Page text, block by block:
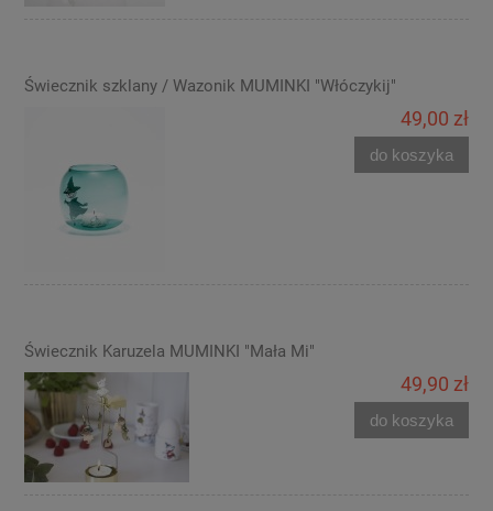
Świecznik szklany / Wazonik MUMINKI "Włóczykij"
49,00 zł
do koszyka
Świecznik Karuzela MUMINKI "Mała Mi"
49,90 zł
do koszyka